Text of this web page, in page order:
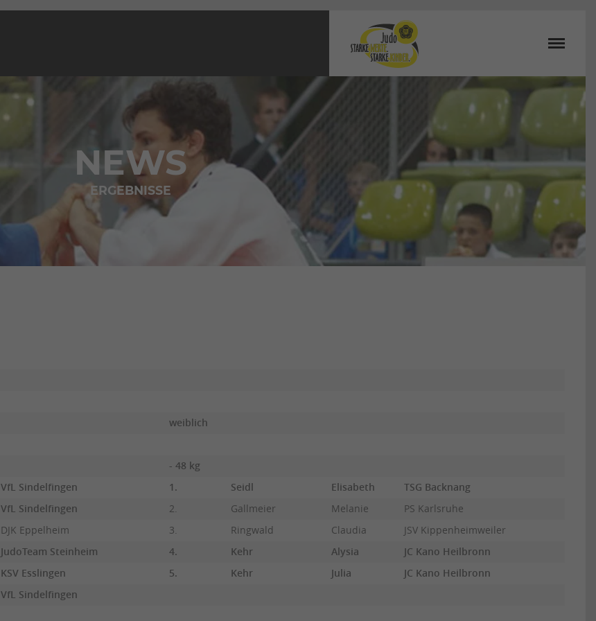
NEWS
ERGEBNISSE
weiblich
- 48 kg
VfL Sindelfingen 1. Seidl Elisabeth
TSG Backnang
VfL Sindelfingen 2. Gallmeier Melanie
PS Karlsruhe
DJK Eppelheim 3. Ringwald Claudia
JSV Kippenheimweiler
JudoTeam Steinheim 4. Kehr Alysia
JC Kano Heilbronn
KSV Esslingen 5. Kehr Julia
JC Kano Heilbronn
VfL Sindelfingen